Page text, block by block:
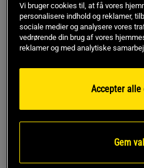
SKU #220854999R | EAN 7332576092053
Original Mesh Pants fra GASP
træningsbukser i slidstærkt
styrketræning og afslapning.
snøre og markante logo langs
og et sporty look, uanset om du
eller afslappede dage.
Vi bruger cookies til, at få vores
personalisere indhold og reklamer,
sociale medier og analysere vores
vedrørende din brug af vores
reklamer og med analytiske
Accepter alle
Gem